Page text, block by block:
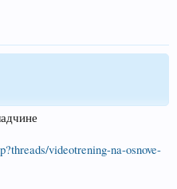
videotrening-na-osnove-